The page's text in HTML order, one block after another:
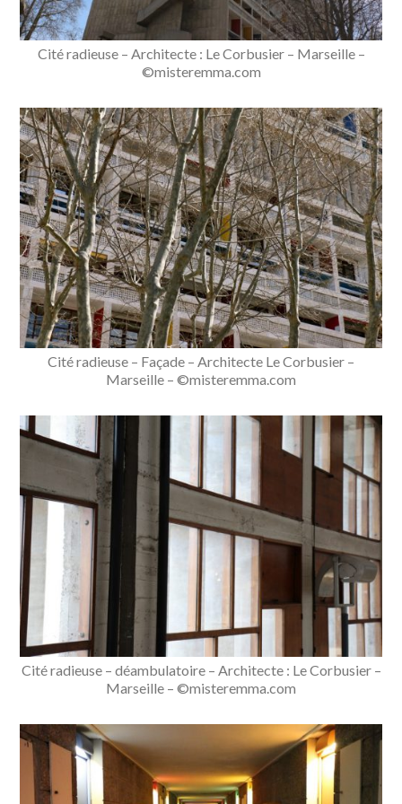
Cité radieuse – Architecte : Le Corbusier – Marseille –
©misteremma.com
Cité radieuse – Façade – Architecte Le Corbusier –
Marseille – ©misteremma.com
Cité radieuse – déambulatoire – Architecte : Le Corbusier –
Marseille – ©misteremma.com